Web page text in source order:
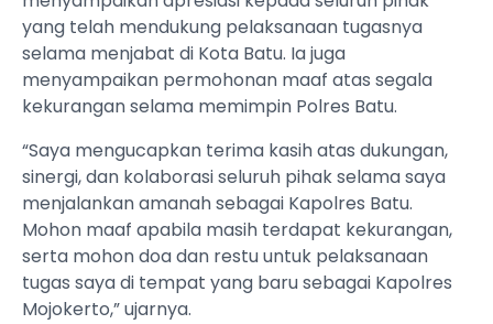
yang telah mendukung pelaksanaan tugasnya
selama menjabat di Kota Batu. Ia juga
menyampaikan permohonan maaf atas segala
kekurangan selama memimpin Polres Batu.
“Saya mengucapkan terima kasih atas dukungan,
sinergi, dan kolaborasi seluruh pihak selama saya
menjalankan amanah sebagai Kapolres Batu.
Mohon maaf apabila masih terdapat kekurangan,
serta mohon doa dan restu untuk pelaksanaan
tugas saya di tempat yang baru sebagai Kapolres
Mojokerto,” ujarnya.